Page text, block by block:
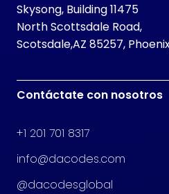
Skysong, Building 11475
North Scottsdale Road,
Scotsdale,AZ 85257,
Contáctate con nosotros
+1 201 701 8317
info@dacodes.com
@dacodesglobal